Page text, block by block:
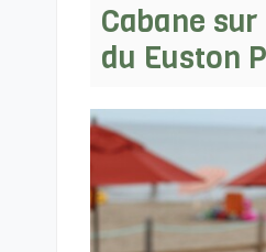
Cabane
du Euston